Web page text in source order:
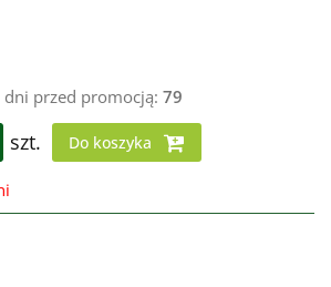
dni przed promocją: 79
szt. Do koszyka